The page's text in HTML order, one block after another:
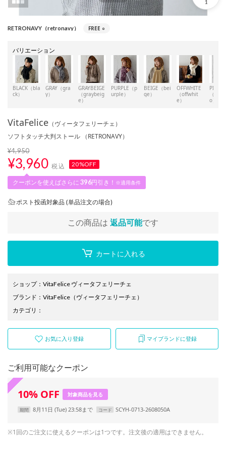
1
RETRONAVY（retronavy） FREE ○
バリエーション
BLACK（bla
ck）
GRAY（gra
y）
GRAYBEIGE
（graybeig
e）
PURPLE（p
urple）
BEIGE（bei
ge）
OFFWHITE
（offwhit
e）
（
o）
VitaFelice （ヴィータフェリーチェ）
ソフトタッチ大判ストール （RETRONAVY）
¥4,950
¥3,960 税込 20%OFF
クーポンを使えばさらに 396円引き！ ※適用条件
ポスト投函対象品 (単品注文の場合)
この商品は 返品可能です
カートに入れる
ショップ： VitaFelice ヴィータフェリーチェ
ブランド ： VitaFelice （ヴィータフェリーチェ）
カテゴリ ：
お気に入り登録 マイブランドに登録
ご利用可能なクーポン
10% OFF 対象商品を見る
期間 8月11日 (Tue) 23:58まで コード SCYH-0713-2608050A
※1回のご注文に使えるクーポンは1つです。注文後の適用はできません。